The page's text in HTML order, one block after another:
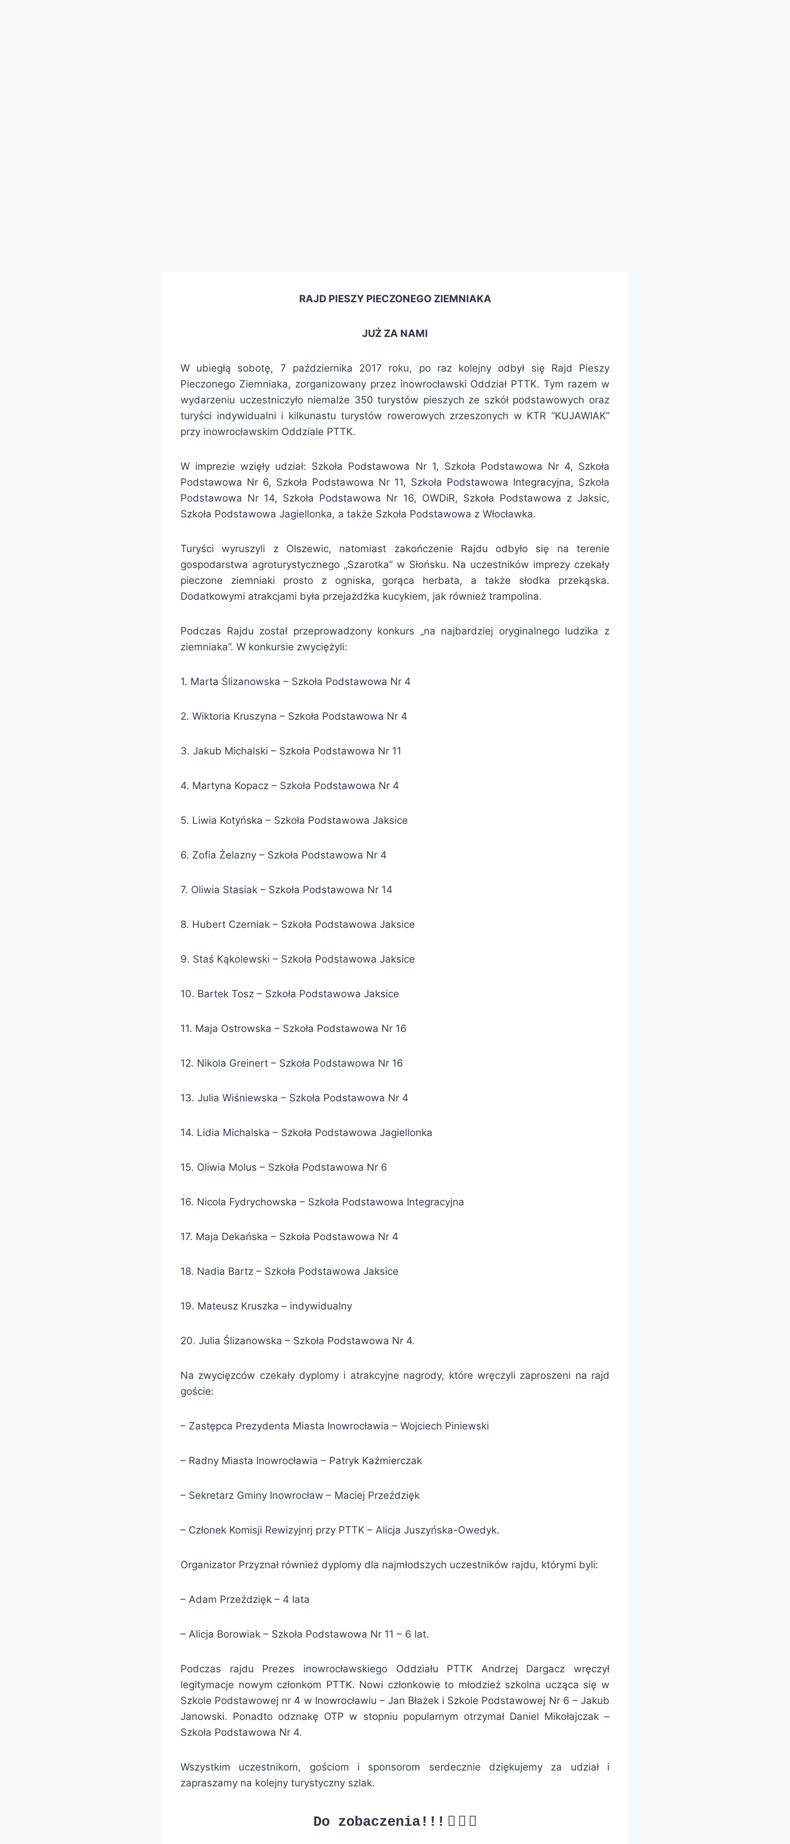
RAJD PIESZY PIECZONEGO ZIEMNIAKA
JUŻ ZA NAMI
W ubiegłą sobotę, 7 października 2017 roku, po raz kolejny odbył się Rajd Pieszy
Pieczonego Ziemniaka, zorganizowany przez inowrocławski Oddział PTTK. Tym razem w
wydarzeniu uczestniczyło niemalże 350 turystów pieszych ze szkół podstawowych oraz
turyści indywidualni i kilkunastu turystów rowerowych zrzeszonych w KTR ”KUJAWIAK”
przy inowrocławskim Oddziale PTTK.
W imprezie wzięły udział: Szkoła Podstawowa Nr 1, Szkoła Podstawowa Nr 4, Szkoła
Podstawowa Nr 6, Szkoła Podstawowa Nr 11, Szkoła Podstawowa Integracyjna, Szkoła
Podstawowa Nr 14, Szkoła Podstawowa Nr 16, OWDiR, Szkoła Podstawowa z Jaksic,
Szkoła Podstawowa Jagiellonka, a także Szkoła Podstawowa z Włocławka.
Turyści wyruszyli z Olszewic, natomiast zakończenie Rajdu odbyło się na terenie
gospodarstwa agroturystycznego „Szarotka” w Słońsku. Na uczestników imprezy czekały
pieczone ziemniaki prosto z ogniska, gorąca herbata, a także słodka przekąska.
Dodatkowymi atrakcjami była przejażdżka kucykiem, jak również trampolina.
Podczas Rajdu został przeprowadzony konkurs „na najbardziej oryginalnego ludzika z
ziemniaka”. W konkursie zwyciężyli:
1. Marta Ślizanowska – Szkoła Podstawowa Nr 4
2. Wiktoria Kruszyna – Szkoła Podstawowa Nr 4
3. Jakub Michalski – Szkoła Podstawowa Nr 11
4. Martyna Kopacz – Szkoła Podstawowa Nr 4
5. Liwia Kotyńska – Szkoła Podstawowa Jaksice
6. Zofia Żelazny – Szkoła Podstawowa Nr 4
7. Oliwia Stasiak – Szkoła Podstawowa Nr 14
8. Hubert Czerniak – Szkoła Podstawowa Jaksice
9. Staś Kąkolewski – Szkoła Podstawowa Jaksice
10. Bartek Tosz – Szkoła Podstawowa Jaksice
11. Maja Ostrowska – Szkoła Podstawowa Nr 16
12. Nikola Greinert – Szkoła Podstawowa Nr 16
13. Julia Wiśniewska – Szkoła Podstawowa Nr 4
14. Lidia Michalska – Szkoła Podstawowa Jagiellonka
15. Oliwia Molus – Szkoła Podstawowa Nr 6
16. Nicola Fydrychowska – Szkoła Podstawowa Integracyjna
17. Maja Dekańska – Szkoła Podstawowa Nr 4
18. Nadia Bartz – Szkoła Podstawowa Jaksice
19. Mateusz Kruszka – indywidualny
20. Julia Ślizanowska – Szkoła Podstawowa Nr 4.
Na zwycięzców czekały dyplomy i atrakcyjne nagrody, które wręczyli zaproszeni na rajd
goście:
– Zastępca Prezydenta Miasta Inowrocławia – Wojciech Piniewski
– Radny Miasta Inowrocławia – Patryk Kaźmierczak
– Sekretarz Gminy Inowrocław – Maciej Przeździęk
– Członek Komisji Rewizyjnrj przy PTTK – Alicja Juszyńska-Owedyk.
Organizator Przyznał również dyplomy dla najmłodszych uczestników rajdu, którymi byli:
– Adam Przeździęk – 4 lata
– Alicja Borowiak – Szkoła Podstawowa Nr 11 – 6 lat.
Podczas rajdu Prezes inowrocławskiego Oddziału PTTK Andrzej Dargacz wręczył
legitymacje nowym członkom PTTK. Nowi członkowie to młodzież szkolna ucząca się w
Szkole Podstawowej nr 4 w Inowrocławiu – Jan Błażek i Szkole Podstawowej Nr 6 – Jakub
Janowski. Ponadto odznakę OTP w stopniu popularnym otrzymał Daniel Mikołajczak –
Szkoła Podstawowa Nr 4.
Wszystkim uczestnikom, gościom i sponsorom serdecznie dziękujemy za udział i
zapraszamy na kolejny turystyczny szlak.
Do zobaczenia!!!   